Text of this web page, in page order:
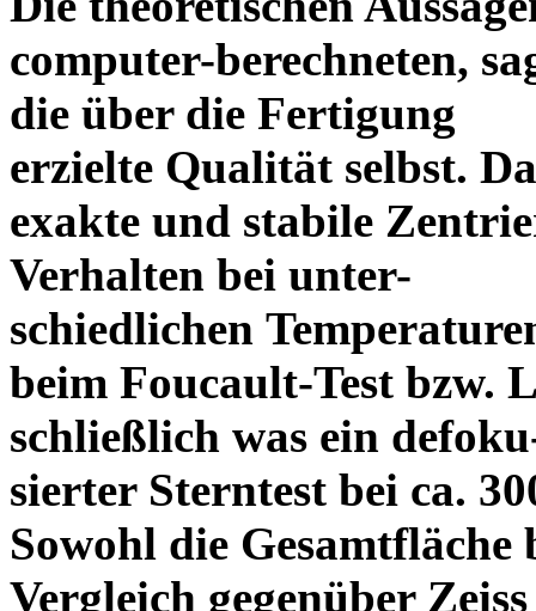
computer-berechneten,
die über die Fertigung
erzielte Qualität selbst.
exakte und stabile
Verhalten bei unter-
schiedlichen
beim Foucault-Test bzw.
schließlich was ein
sierter Sterntest bei ca.
Sowohl die
Vergleich gegenüber Zeiss